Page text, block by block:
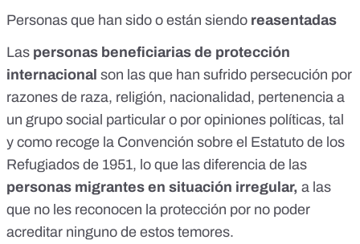
Personas que han sido o están siendo reasentadas
Las personas beneficiarias de protección
internacional son las que han sufrido persecución por
razones de raza, religión, nacionalidad, pertenencia a
un grupo social particular o por opiniones políticas, tal
y como recoge la Convención sobre el Estatuto de los
Refugiados de 1951, lo que las diferencia de las
personas migrantes en situación irregular, a las
que no les reconocen la protección por no poder
acreditar ninguno de estos temores.